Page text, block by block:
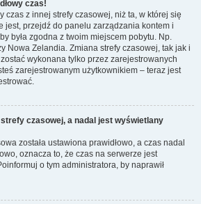
czas!
czas z innej strefy czasowej, niż ta, w której się
jest, przejdź do panelu zarządzania kontem i
była zgodna z twoim miejscem pobytu. Np.
Nowa Zelandia. Zmiana strefy czasowej, tak jak i
wykonana tylko przez zarejestrowanych
zarejestrowanym użytkownikiem – teraz jest
czasowej, a nadal jest wyświetlany
została ustawiona prawidłowo, a czas nadal
oznacza to, że czas na serwerze jest
o tym administratora, by naprawił